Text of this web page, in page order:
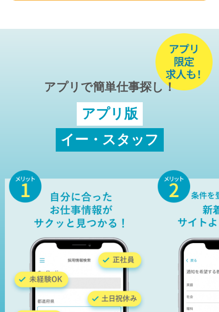
アプリで簡単仕事探し！
アプリ版
イー・スタッフ